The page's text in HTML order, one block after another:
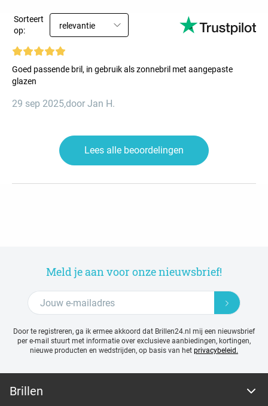
Sorteert
op:
relevantie
Goed passende bril, in gebruik als zonnebril met aangepaste
glazen
29 sep 2025,door Jan H.
Lees alle beoordelingen
Meld je aan voor onze nieuwsbrief!
Door te registreren, ga ik ermee akkoord dat Brillen24.nl mij een nieuwsbrief
per e-mail stuurt met informatie over exclusieve aanbiedingen, kortingen,
nieuwe producten en wedstrijden, op basis van het privacybeleid.
Brillen